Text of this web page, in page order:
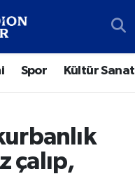
Spor Kültür Sanat
çalıp,
Fikstür